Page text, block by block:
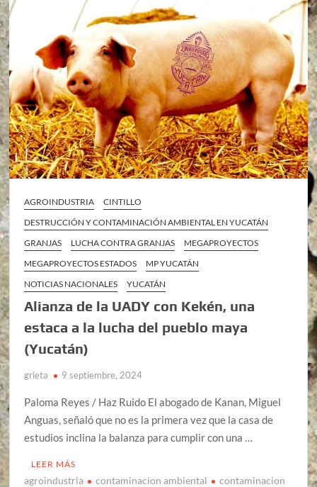
AGROINDUSTRIA
CINTILLO
DESTRUCCIÓN Y CONTAMINACIÓN AMBIENTAL EN YUCATÁN
GRANJAS
LUCHA CONTRA GRANJAS
MEGAPROYECTOS
MEGAPROYECTOS ESTADOS
MP YUCATÁN
NOTICIAS NACIONALES
YUCATÁN
Alianza de la UADY con Kekén, una
estaca a la lucha del pueblo maya
(Yucatán)
grieta 9 septiembre, 2024
Paloma Reyes / Haz Ruido El abogado de Kanan, Miguel
Anguas, señaló que no es la primera vez que la casa de
estudios inclina la balanza para cumplir con una …
LEER MÁS
agroindustria contaminacion ambiental
contaminacion